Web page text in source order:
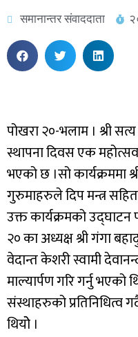
समानान्तर संवाददाता
पोखरा २०-भलाम । श्री
स्थापना दिवस एक
भएको छ ।सो कार्यक्रममा
गुरुमाहरुले दिप मन्त्र
उक्त कार्यक्रमको उद्घाटन
२० का अध्यक्ष श्री गंगा
वेदान्त केशरी स्वामी
माल्यार्पण गरि गर्नु भएको
संस्थाहरुको प्रतिनिधित्व
थियोे ।